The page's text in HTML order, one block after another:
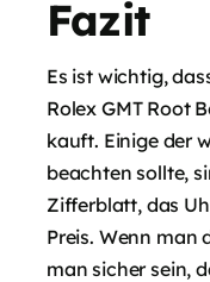
Fazit
Es ist wichtig,
Rolex GMT Root
kauft. Einige der
beachten sollte,
Zifferblatt, das
Preis. Wenn man
man sicher sein,